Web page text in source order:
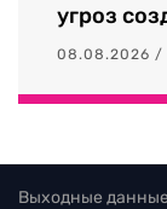
угроз
08.08.2026 /
Выходные